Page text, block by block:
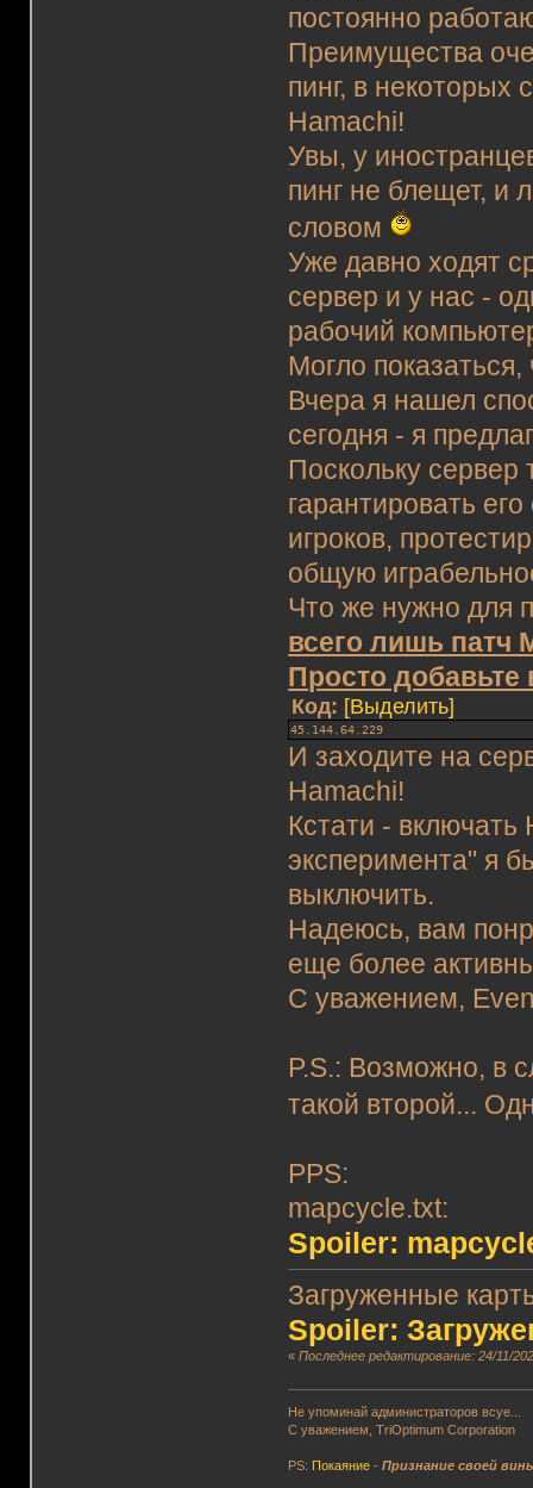
постоянно
Преимущества
пинг, в некоторых
Hamachi!
Увы, у
пинг не блещет, и
словом
Уже давно ходят
сервер и у нас -
рабочий
Могло
Вчера я нашел
сегодня - я
Поскольку сервер
гарантировать
игроков,
общую
Что же нужно для
всего лишь патч
Просто добавьте
Код: [Выделить]
45.144.64.229
И заходите на
Hamachi!
Кстати -
эксперимента" я
выключить.
Надеюсь, вам
еще более
С уважением,
P.S.: Возможно, в
такой второй...
PPS:
mapcycle.txt:
Spoiler:
Загруженные
Spoiler:
«Последнее редактирование: 24/11/
Не упоминай администраторов всуе...
С уважением, TriOptimum Corporation
PS: Покаяние -Признание своей